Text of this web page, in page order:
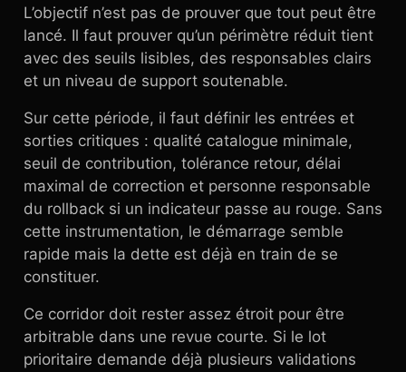
L’objectif n’est pas de prouver que tout peut être
lancé. Il faut prouver qu’un périmètre réduit tient
avec des seuils lisibles, des responsables clairs
et un niveau de support soutenable.
Sur cette période, il faut définir les entrées et
sorties critiques : qualité catalogue minimale,
seuil de contribution, tolérance retour, délai
maximal de correction et personne responsable
du rollback si un indicateur passe au rouge. Sans
cette instrumentation, le démarrage semble
rapide mais la dette est déjà en train de se
constituer.
Ce corridor doit rester assez étroit pour être
arbitrable dans une revue courte. Si le lot
prioritaire demande déjà plusieurs validations